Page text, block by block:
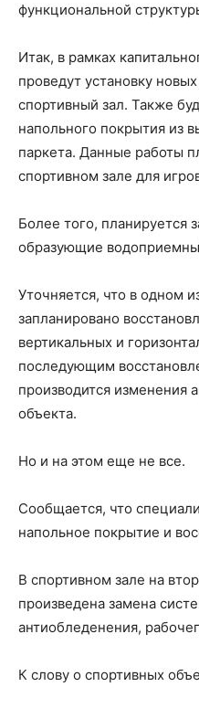
функциональной
Итак, в рамках
проведут установку
спортивный зал. Также
напольного покрытия из
паркета. Данные работы
спортивном зале для
Более того, планируется
образующие
Уточняется, что в одном
запланировано
вертикальных и
последующим
производится изменения
объекта.
Но и на этом еще не все.
Сообщается, что
напольное покрытие и
В спортивном зале на
произведена замена
антиобледенения,
К слову о спортивных